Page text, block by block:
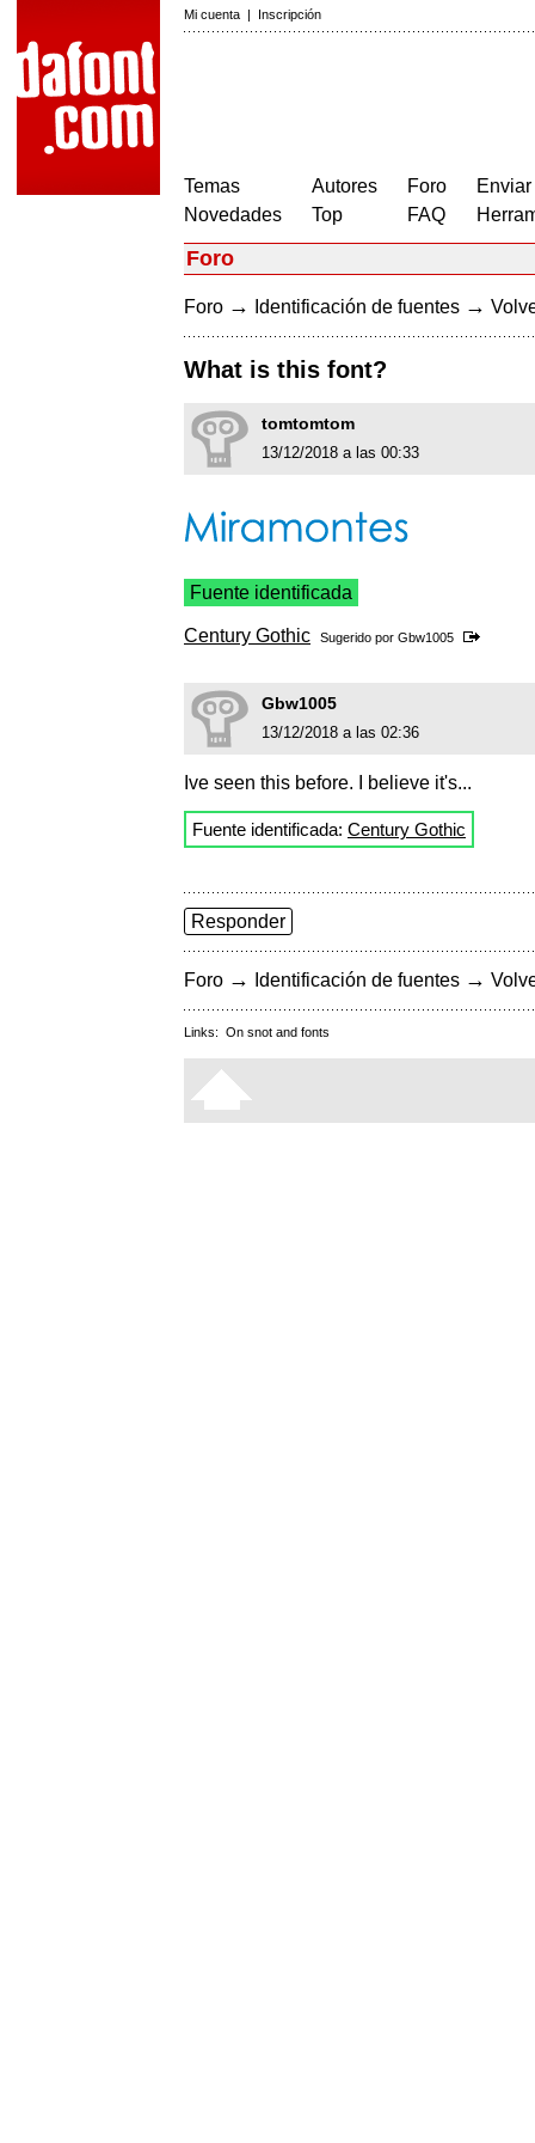
Mi cuenta | Inscripción
Temas
Novedades
Autores
Top
Foro
FAQ
Foro
Foro → Identificación de fuentes →
What is this font?
tomtomtom
13/12/2018 a las 00:33
Fuente identificada
Century Gothic Sugerido por Gbw1005
Gbw1005
13/12/2018 a las 02:36
Ive seen this before. I believe it's...
Fuente identificada: Century Gothic
Responder
Foro → Identificación de fuentes →
Links: On snot and fonts